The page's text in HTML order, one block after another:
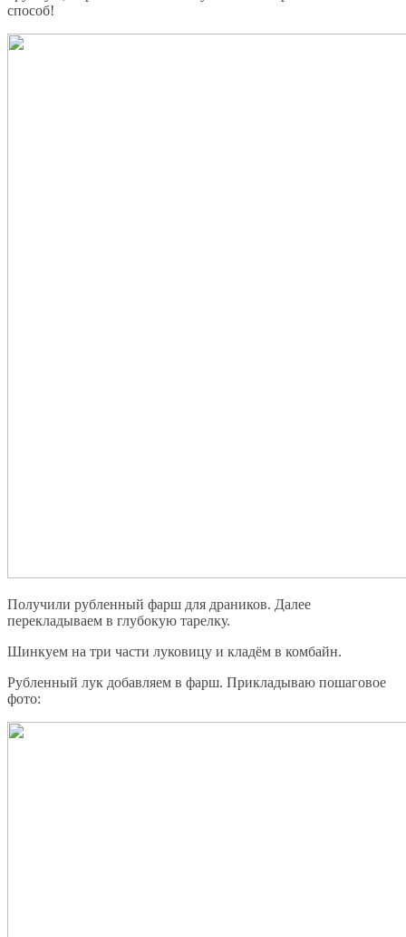
способ!
Получили рубленный фарш для драников. Далее
перекладываем в глубокую тарелку.
Шинкуем на три части луковицу и кладём в комбайн.
Рубленный лук добавляем в фарш. Прикладываю пошаговое
фото: